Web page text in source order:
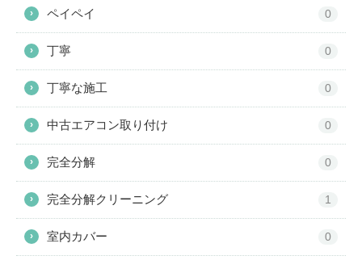
› ペイペイ 0
› 丁寧 0
› 丁寧な施工 0
› 中古エアコン取り付け 0
› 完全分解 0
› 完全分解クリーニング 1
› 室内カバー 0